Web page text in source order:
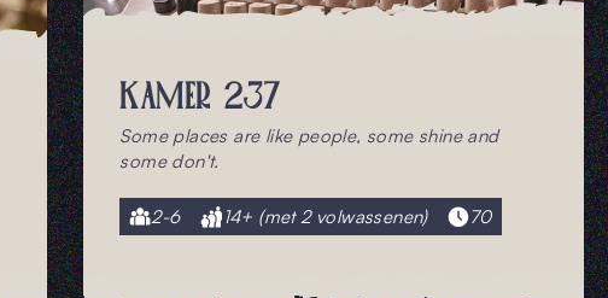
KAMER 237
Some places are like people, some shine and
some don't.
2-6 14+ (met 2 volwassenen) 70